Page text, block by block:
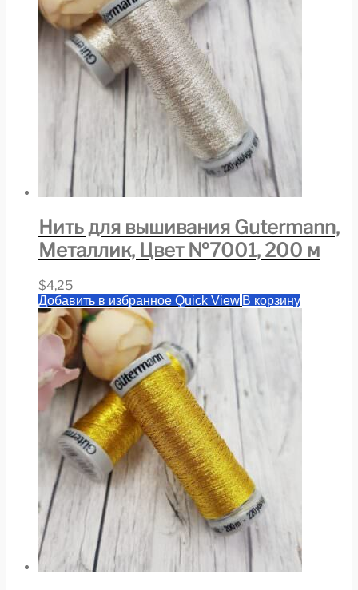
Нить для вышивания Gutermann,
Металлик, Цвет №7001, 200 м
$4,25
Добавить в избранное Quick View В корзину